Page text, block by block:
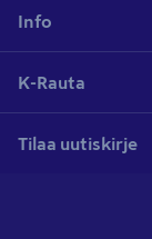
Info
K-Rauta
Tilaa uutiskirje